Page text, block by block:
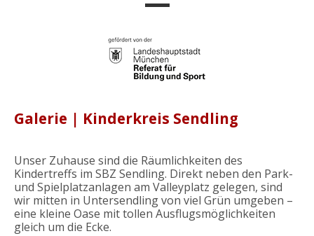
Aktuelles
Der Kinderkreis
Team & Konzept
Events & Schließzeiten
Galerie
Galerie | Kinderkreis Sendling
Unser Zuhause sind die Räumlichkeiten des
Kindertreffs im SBZ Sendling. Direkt neben den Park-
und Spielplatzanlagen am Valleyplatz gelegen, sind
wir mitten in Untersendling von viel Grün umgeben –
eine kleine Oase mit tollen Ausflugsmöglichkeiten
gleich um die Ecke.